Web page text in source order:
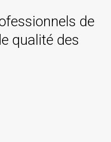
de
qualité des